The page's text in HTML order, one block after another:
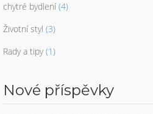
chytré bydlení (4)
Životní styl (3)
Rady a tipy (1)
Nové příspěvky